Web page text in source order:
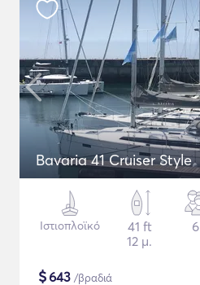
Bavaria 41 Cruiser Style
Ιστιοπλοϊκό
41 ft
12 μ.
6
$643 /βραδιά